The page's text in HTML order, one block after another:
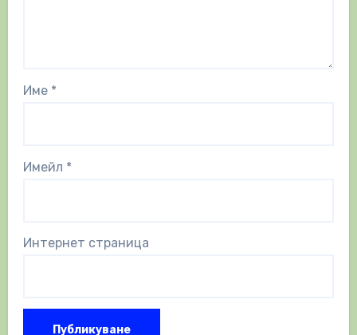
Име *
Имейл *
Интернет страница